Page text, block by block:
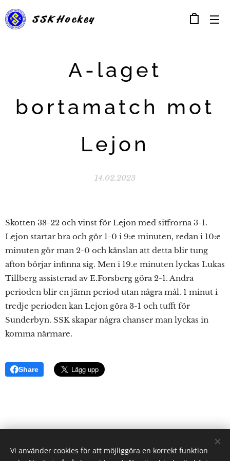
SSKHockey
A-laget
bortamatch mot
Lejon
14.02.2023
Skotten 38-22 och vinst för Lejon med siffrorna 3-1.
Lejon startar bra och gör 1-0 i 9:e minuten, redan i 10:e
minuten gör man 2-0 och känslan att detta blir tung
afton börjar infinna sig. Men i 19.e minuten lyckas Lukas
Tillberg assisterad av E.Forsberg göra 2-1. Andra
perioden blir en jämn period utan några mål. 1 minut i
tredje perioden kan Lejon göra 3-1 och tufft för
Sunderbyn. SSK skapar några chanser man lyckas in
komma närmare.
Share
Sunderby SK - Gallringsvägen 4, 954 42 Södra
Vi använder cookies för att möjliggöra en korrekt funktion